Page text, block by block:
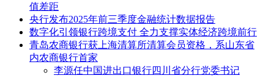
值差距
央行发布2025年前三季度金融统计数据报告
数字化引领银行跨境支付 全力支撑实体经济跨境前行
青岛农商银行获上海清算所清算会员资格，系山东省
内农商银行首家
李源任中国进出口银行四川省分行党委书记